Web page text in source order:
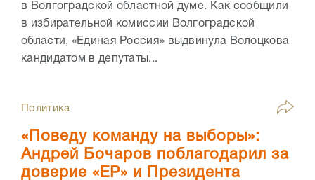
в Волгоградской областной думе. Как сообщили
в избирательной комиссии Волгоградской
области, «Единая Россия» выдвинула Волоцкова
кандидатом в депутаты...
Политика
«Поведу команду на выборы»:
Андрей Бочаров поблагодарил за
доверие «ЕР» и Президента